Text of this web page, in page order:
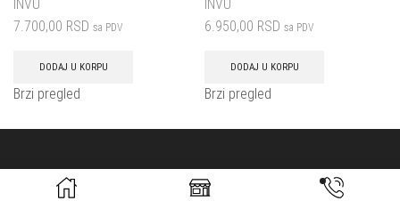
INVU
7.700,00 RSD sa PDV
DODAJ U KORPU
Brzi pregled
INVU
6.950,00 RSD sa PDV
DODAJ U KORPU
Brzi pregled